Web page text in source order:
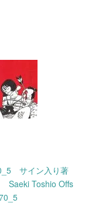
サイン入り著
Toshio Offs